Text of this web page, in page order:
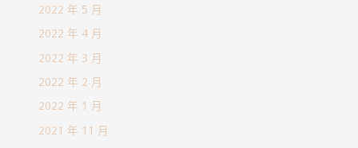
2022 年 5 月
2022 年 4 月
2022 年 3 月
2022 年 2 月
2022 年 1 月
2021 年 11 月